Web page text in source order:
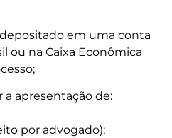
em uma conta
ou na Caixa Econômica
a apresentação de:
por advogado);